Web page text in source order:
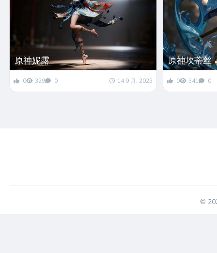
原神妮露
0 329 0 14 9 月, 2025
原神坎蒂丝
0 341 0
©